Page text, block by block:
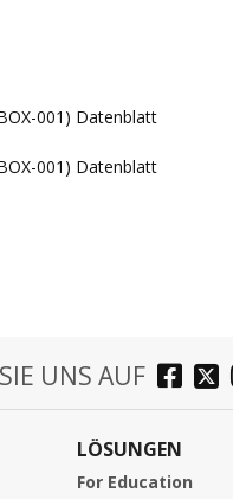
001) Datenblatt
001) Datenblatt
UNS AUF
LÖSUNGEN
For Education